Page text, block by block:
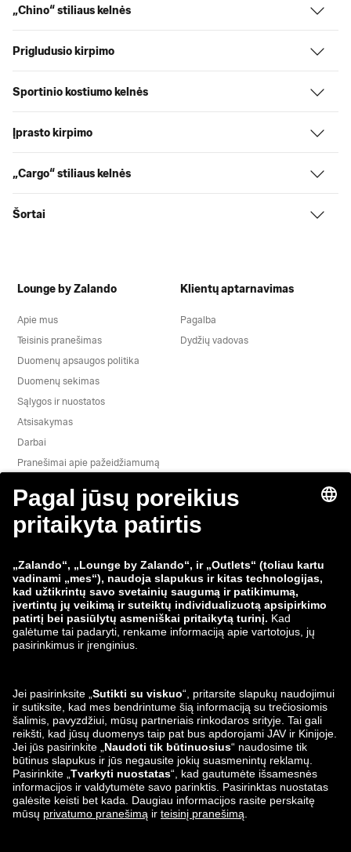
„Chino“ stiliaus kelnės
Prigludusio kirpimo
Sportinio kostiumo kelnės
Įprasto kirpimo
„Cargo“ stiliaus kelnės
Šortai
Lounge by Zalando
Apie mus
Teisinis pranešimas
Duomenų apsaugos politika
Duomenų sekimas
Sąlygos ir nuostatos
Atsisakymas
Darbai
Pranešimai apie pažeidžiamumą
Klientų aptarnavimas
Pagalba
Dydžių vadovas
„Zalando“ grupė
ABOUT YOU
Mokėjimo būdai
Mus taip pat rasite
Siuntimo ir pristatymo
Lounge by Zalando
Programėlės